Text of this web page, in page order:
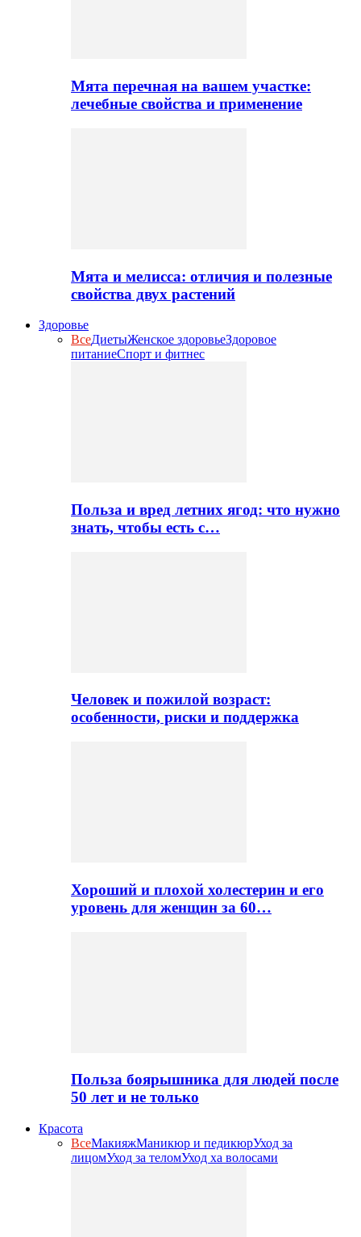
Мята перечная на вашем участке:
лечебные свойства и применение
Мята и мелисса: отличия и полезные
свойства двух растений
Здоровье
ВсеДиетыЖенское здоровьеЗдоровое
питаниеСпорт и фитнес
Польза и вред летних ягод: что нужно
знать, чтобы есть с…
Человек и пожилой возраст:
особенности, риски и поддержка
Хороший и плохой холестерин и его
уровень для женщин за 60…
Польза боярышника для людей после
50 лет и не только
Красота
ВсеМакияжМаникюр и педикюрУход за
лицомУход за теломУход ха волосами